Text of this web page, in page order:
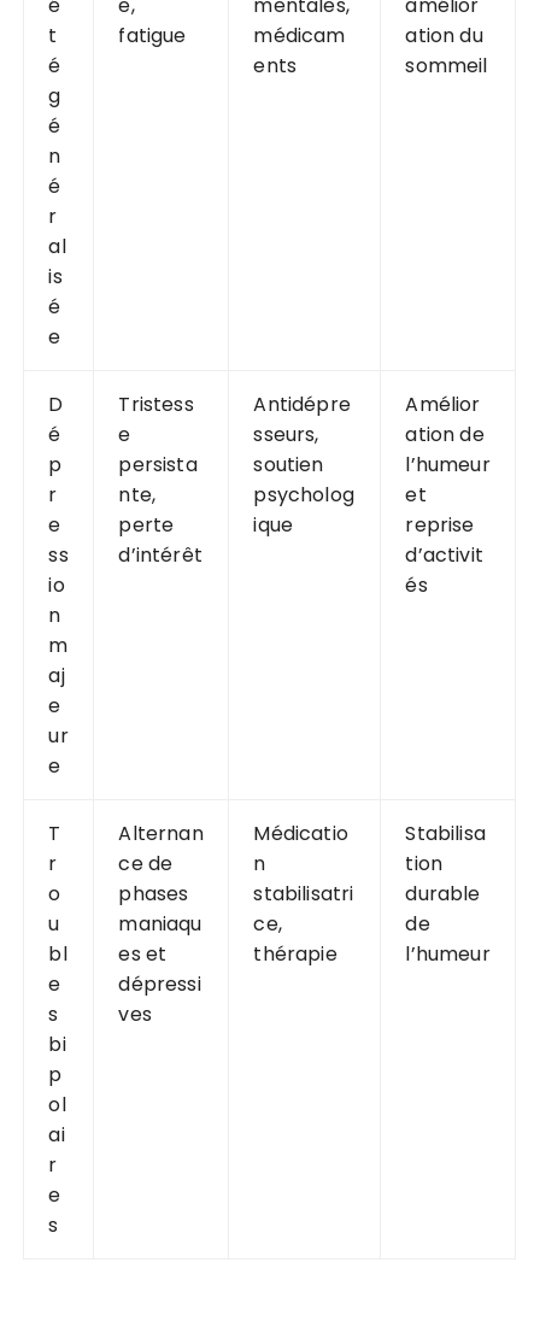
t
é
g
é
n
é
r
al
is
é
e
fatigue
médicam
ents
ation du
sommeil
D
é
p
r
e
ss
io
n
m
aj
e
ur
e
Tristess
e
persista
nte,
perte
d’intérêt
Antidépre
sseurs,
soutien
psycholog
ique
Amélior
ation de
l’humeur
et
reprise
d’activit
és
T
r
o
u
bl
e
s
bi
p
ol
ai
r
e
s
Alternan
ce de
phases
maniaqu
es et
dépressi
ves
Médicatio
n
stabilisatri
ce,
thérapie
Stabilisa
tion
durable
de
l’humeur